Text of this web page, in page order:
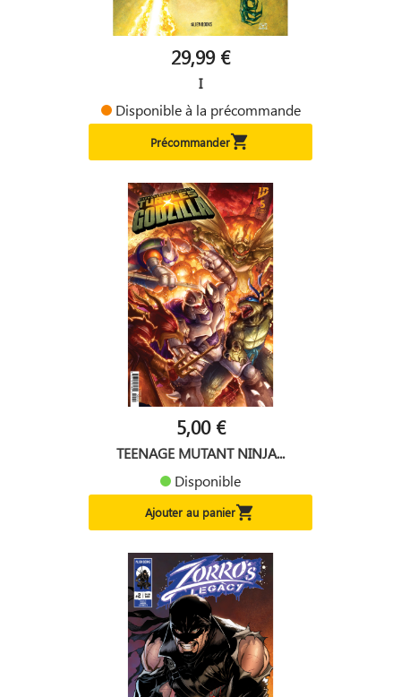
29,99 €
I
Disponible à la précommande
Précommander
5,00 €
TEENAGE MUTANT NINJA...
Disponible
Ajouter au panier